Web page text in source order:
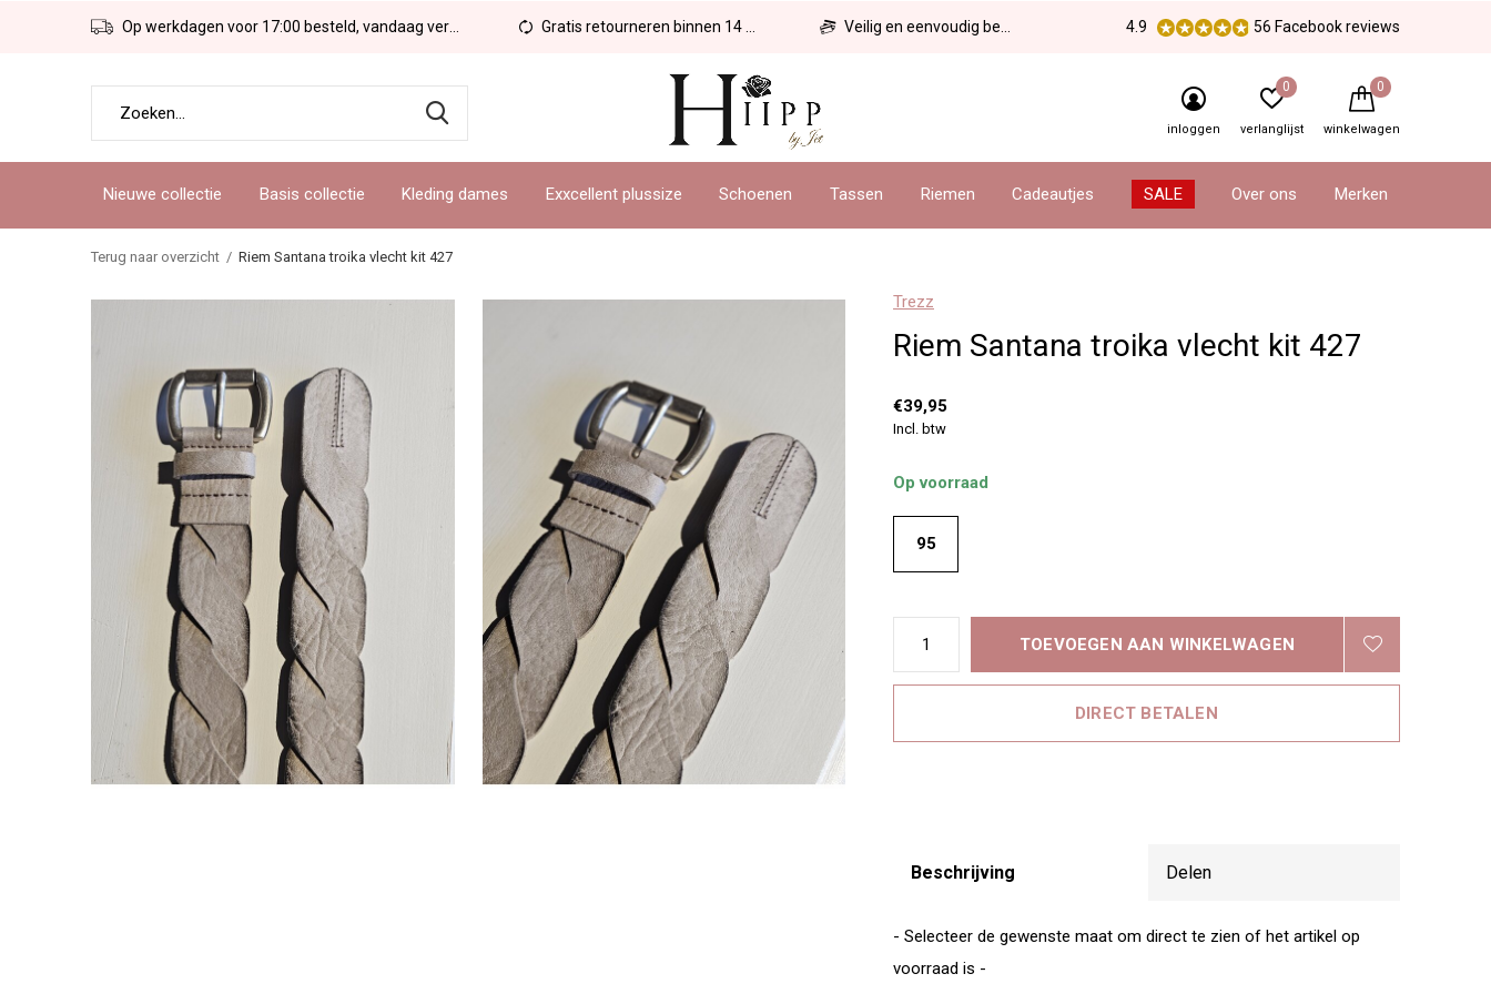
Nieuwe collectie Basis collectie Kleding dames Exxcellent plussize Schoenen Tassen Riemen Cadeautjes SALE Over ons Merken
inloggen verlanglijst
0
winkelwagen
0
Op werkdagen voor 17:00 besteld, vandaag verzonden! Gratis retourneren binnen 14 dagen Veilig en eenvoudig betalen 4.9 56 Facebook reviews
Terug naar overzicht Riem Santana troika vlecht kit 427
Trezz
Riem Santana troika vlecht kit 427
€39,95
Incl. btw
Op voorraad
95
TOEVOEGEN AAN WINKELWAGEN
DIRECT BETALEN
Beschrijving Delen
- Selecteer de gewenste maat om direct te zien of het artikel op
voorraad is -